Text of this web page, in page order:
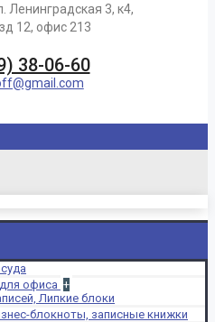
Ленинградская 3, к4,
12, офис 213
38-06-60
офиса +
Липкие блоки
блокноты, записные книжки